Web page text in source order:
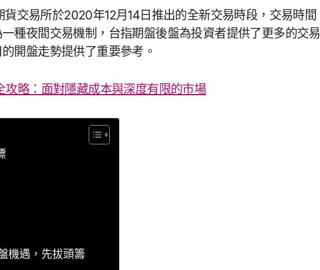
交易所於2020年12月14日推出的全新交易時段，交易時間
種夜間交易機制，台指期盤後盤為投資者提供了更多的交易
開盤走勢提供了重要參考。
攻略：面對隱藏成本與深度有限的市場
機遇，先拔頭籌